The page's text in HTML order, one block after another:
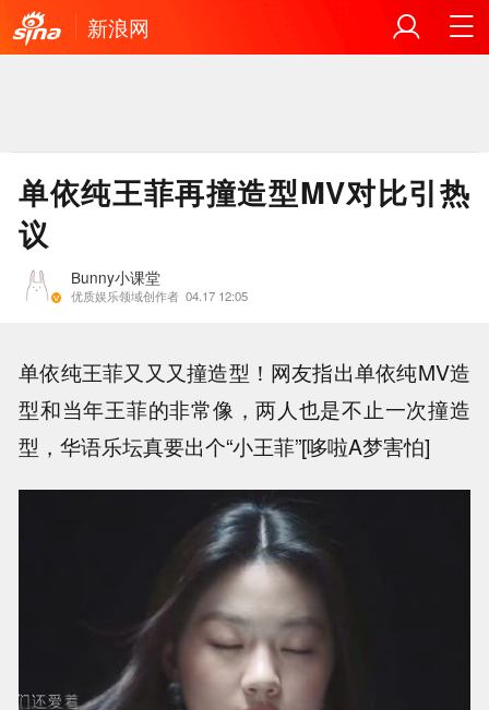
新浪网
单依纯王菲再撞造型MV对比引热
议
Bunny小课堂
优质娱乐领域创作者 04.17 12:05
单依纯王菲又又又撞造型！网友指出单依纯MV造
型和当年王菲的非常像，两人也是不止一次撞造
型，华语乐坛真要出个“小王菲”[哆啦A梦害怕]